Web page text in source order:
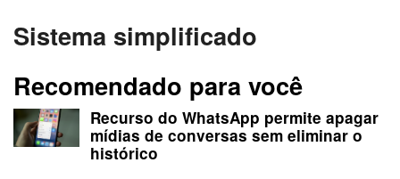
Sistema simplificado
Recomendado para você
Recurso do WhatsApp permite apagar
mídias de conversas sem eliminar o
histórico